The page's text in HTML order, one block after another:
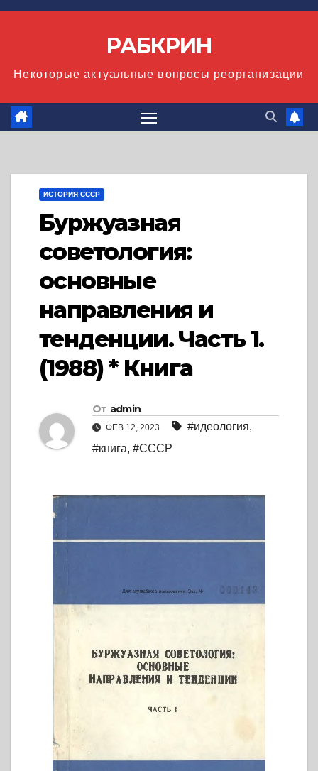
Перейти
РАБКРИН
Некоторые актуальные вопросы реорганизации
ИСТОРИЯ СССР
Буржуазная
советология:
основные
направления и
тенденции. Часть 1.
(1988) * Книга
От admin
ФЕВ 12, 2023 #идеология,
#книга, #СССР